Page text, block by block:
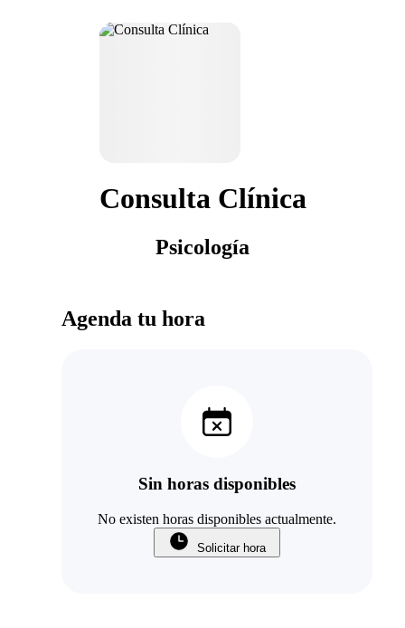
Consulta Clínica
Psicología
Agenda tu hora
Sin horas disponibles
No existen horas disponibles actualmente.
Solicitar hora